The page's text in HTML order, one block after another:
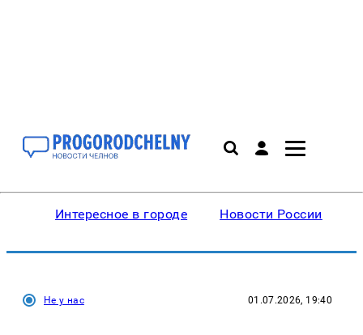
Интересное в городе Новости России
Не у нас 01.07.2026, 19:40